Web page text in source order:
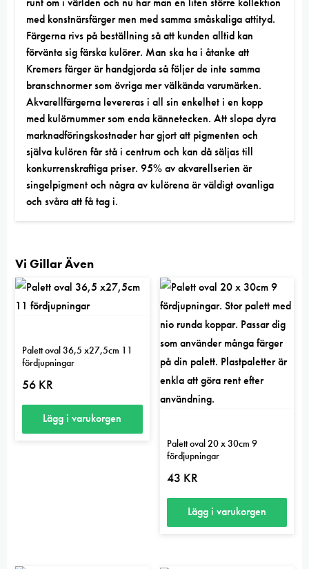
med konstnärsfärger men med samma småskaliga attityd.
Färgerna rivs på beställning så att kunden alltid kan
förvänta sig färska kulörer. Man ska ha i åtanke att
Kremers färger är handgjorda så följer de inte samma
branschnormer som övriga mer välkända varumärken.
Akvarellfärgerna levereras i all sin enkelhet i en kopp
med kulörnummer som enda kännetecken. Att slopa dyra
marknadföringskostnader har gjort att pigmenten och
själva kulören får stå i centrum och kan då säljas till
konkurrenskraftiga priser. 95% av akvarellserien är
singelpigment och några av kulörena är väldigt ovanliga
och svåra att få tag i.
Vi Gillar Även
Palett oval 36,5 x27,5cm 11
fördjupningar
56 KR
Lägg i varukorgen
Palett oval 20 x 30cm 9
fördjupningar
43 KR
Lägg i varukorgen